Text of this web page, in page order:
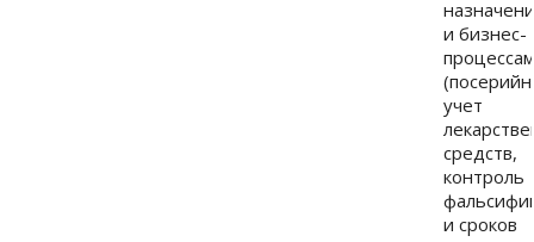
и бизнес-
учет
средств,
контроль
и сроков